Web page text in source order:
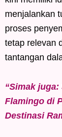
menjalankan
proses
tetap relevan
tantangan
“Simak
Flamingo di
Destinasi